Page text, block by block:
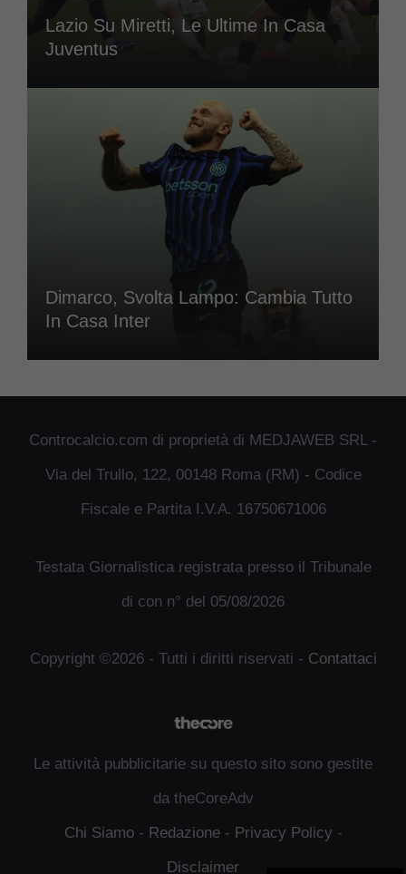
Lazio Su Miretti, Le Ultime In Casa
Juventus
Dimarco, Svolta Lampo: Cambia Tutto
In Casa Inter
Controcalcio.com di proprietà di MEDJAWEB SRL -
Via del Trullo, 122, 00148 Roma (RM) - Codice
Fiscale e Partita I.V.A. 16750671006
Testata Giornalistica registrata presso il Tribunale
di con n° del 05/08/2026
Copyright ©2026 - Tutti i diritti riservati - Contattaci
Le attività pubblicitarie su questo sito sono gestite
da theCoreAdv
Chi Siamo- Redazione- Privacy Policy -
Disclaimer